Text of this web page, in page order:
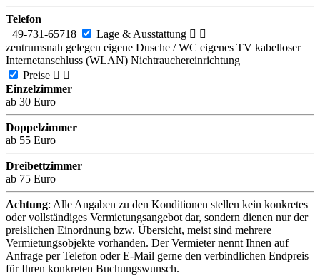
Telefon
+49-731-65718
Lage & Ausstattung  
zentrumsnah gelegen eigene Dusche / WC eigenes TV kabelloser
Internetanschluss (WLAN) Nichtrauchereinrichtung
Preise  
Einzelzimmer
ab 30 Euro
Doppelzimmer
ab 55 Euro
Dreibettzimmer
ab 75 Euro
Achtung: Alle Angaben zu den Konditionen stellen kein konkretes
oder vollständiges Vermietungsangebot dar, sondern dienen nur der
preislichen Einordnung bzw. Übersicht, meist sind mehrere
Vermietungsobjekte vorhanden. Der Vermieter nennt Ihnen auf
Anfrage per Telefon oder E-Mail gerne den verbindlichen Endpreis
für Ihren konkreten Buchungswunsch.